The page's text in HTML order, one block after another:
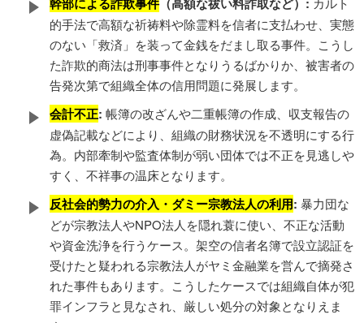
的手法で高額な祈祷料や除霊料を信者に支払わせ、実態
のない「救済」を装って金銭をだまし取る事件。こうし
た詐欺的商法は刑事事件となりうるばかりか、被害者の
告発次第で組織全体の信用問題に発展します。
会計不正: 帳簿の改ざんや二重帳簿の作成、収支報告の
虚偽記載などにより、組織の財務状況を不透明にする行
為。内部牽制や監査体制が弱い団体では不正を見逃しや
すく、不祥事の温床となります。
反社会的勢力の介入・ダミー宗教法人の利用: 暴力団な
どが宗教法人やNPO法人を隠れ蓑に使い、不正な活動
や資金洗浄を行うケース。架空の信者名簿で設立認証を
受けたと疑われる宗教法人がヤミ金融業を営んで摘発さ
れた事件もあります。こうしたケースでは組織自体が犯
罪インフラと見なされ、厳しい処分の対象となりえま